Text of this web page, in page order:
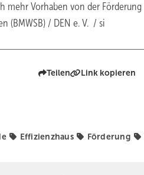
mehr Vorhaben von der
(BMWSB) / DEN e. V. / si
Teilen Link kopieren
Effizienzhaus Förderung